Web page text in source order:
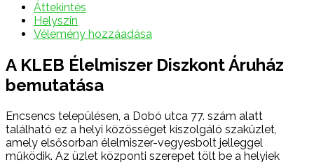
Áttekintés
Helyszín
Vélemény hozzáadása
A KLEB Élelmiszer Diszkont Áruház
bemutatása
Encsencs településen, a Dobó utca 77. szám alatt
található ez a helyi közösséget kiszolgáló szaküzlet,
amely elsősorban élelmiszer-vegyesbolt jelleggel
működik. Az üzlet központi szerepet tölt be a helyiek